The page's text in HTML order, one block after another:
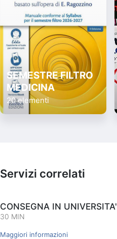
SEMESTRE FILTRO
MEDICINA
20 elementi
Servizi correlati
CONSEGNA IN UNIVERSITA'
30 MIN
Maggiori informazioni